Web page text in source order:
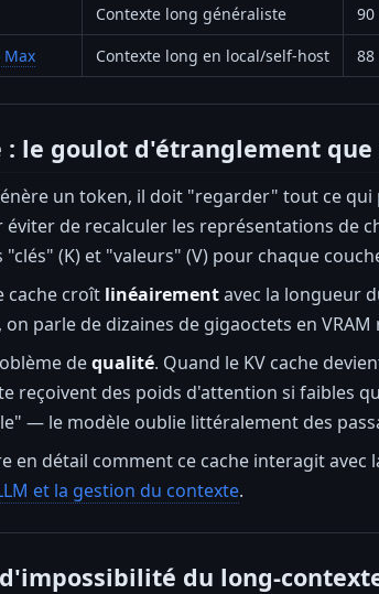
Contexte long généraliste 90
Max
Contexte long en local/self-host 88
: le goulot d'étranglement
un token, il doit "regarder" tout ce
de recalculer les représentations de
(K) et "valeurs" (V) pour chaque
cache croît linéairementavec la longueur
on parle de dizaines de gigaoctets en
dequalité. Quand le KV cache
reçoivent des poids d'attention si faibles
— le modèle oublie littéralement des
en détail comment ce cache interagit
et la gestion du contexte.
du long-